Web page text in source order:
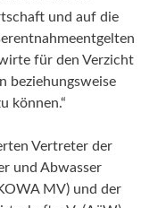
und auf die
für den Verzicht
beziehungsweise
können.“
Vertreter der
und Abwasser
MV) und der